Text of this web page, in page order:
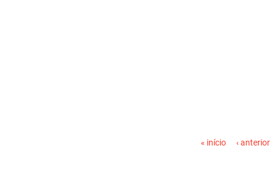
« início ‹ anterior